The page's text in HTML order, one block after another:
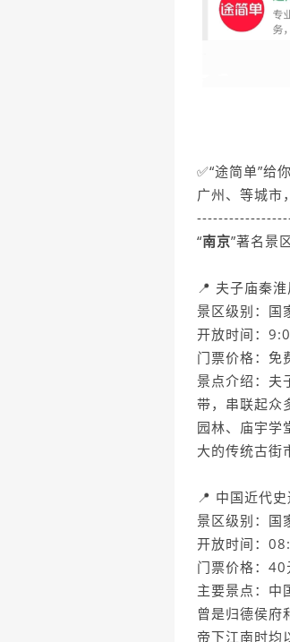
✅“途简单”给
广州、等城市
“南京”著名景
📍 夫子庙秦
景区级别：国
开放时间：
门票价格：免
景点介绍：夫
带，串联起众
园林、庙宇学
大的传统古街
📍 中国近代
景区级别：国
开放时间：
门票价格：40
主要景点：中
曾是归德侯府
帝下江南时均